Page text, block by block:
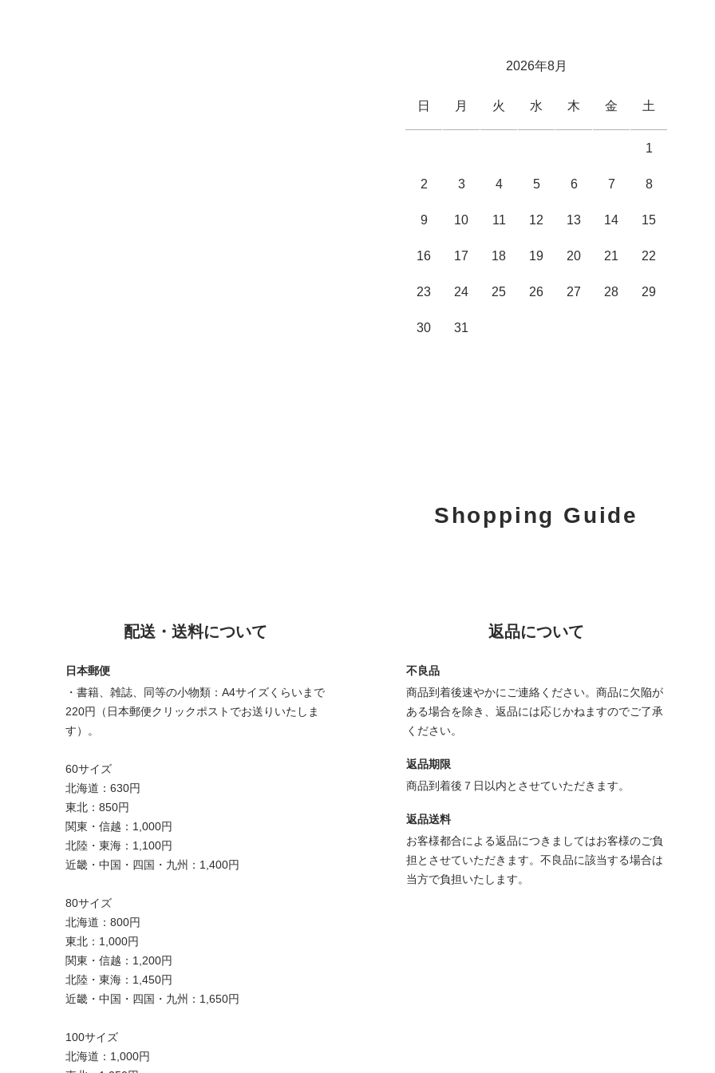
2026年8月
日 月 火 水 木 金 土
1
2 3 4 5 6 7 8
9 10 11 12 13 14 15
16 17 18 19 20 21 22
23 24 25 26 27 28 29
30 31
Shopping Guide
配送・送料について
日本郵便
・書籍、雑誌、同等の小物類：A4サイズくらいまで
220円（日本郵便クリックポストでお送りいたしま
す）。
60サイズ
北海道：630円
東北：850円
関東・信越：1,000円
北陸・東海：1,100円
近畿・中国・四国・九州：1,400円
80サイズ
北海道：800円
東北：1,000円
関東・信越：1,200円
北陸・東海：1,450円
近畿・中国・四国・九州：1,650円
100サイズ
北海道：1,000円
返品について
不良品
商品到着後速やかにご連絡ください。商品に欠陥が
ある場合を除き、返品には応じかねますのでご了承
ください。
返品期限
商品到着後７日以内とさせていただきます。
返品送料
お客様都合による返品につきましてはお客様のご負
担とさせていただきます。不良品に該当する場合は
当方で負担いたします。